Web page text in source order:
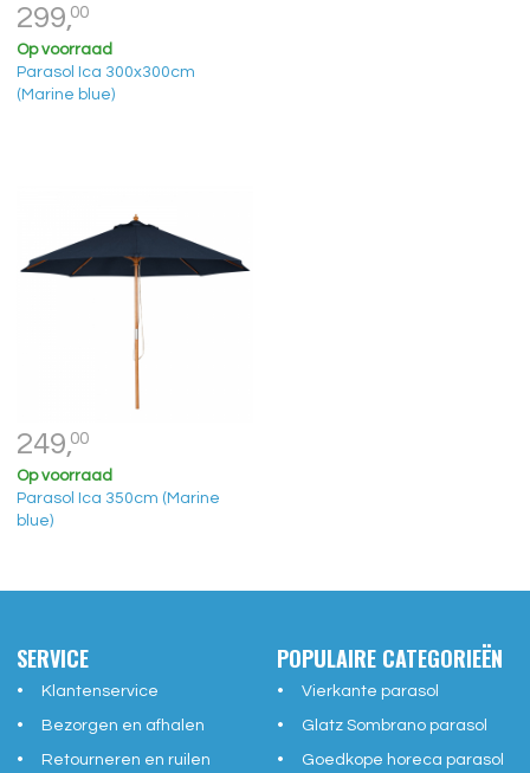
299,00
Op voorraad
Parasol Ica 300x300cm
(Marine blue)
249,00
Op voorraad
Parasol Ica 350cm (Marine
blue)
SERVICE
Klantenservice
Bezorgen en afhalen
Retourneren en ruilen
POPULAIRE CATEGORIEËN
Vierkante parasol
Glatz Sombrano parasol
Goedkope horeca parasol